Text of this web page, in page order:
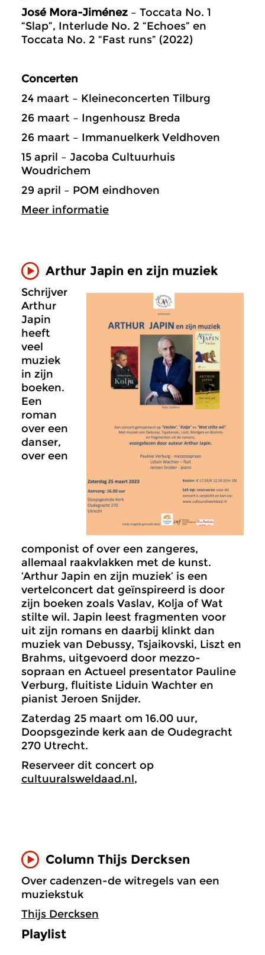
José Mora-Jiménez – Toccata No. 1
“Slap”, Interlude No. 2 “Echoes” en
Toccata No. 2 “Fast runs” (2022)
Concerten
24 maart – Kleineconcerten Tilburg
26 maart – Ingenhousz Breda
26 maart – Immanuelkerk Veldhoven
15 april – Jacoba Cultuurhuis
Woudrichem
29 april – POM eindhoven
Meer informatie
Arthur Japin en zijn muziek
Schrijver
Arthur
Japin
heeft
veel
muziek
in zijn
boeken.
Een
roman
over een
danser,
over een
componist of over een zangeres,
allemaal raakvlakken met de kunst.
‘Arthur Japin en zijn muziek’ is een
vertelconcert dat geïnspireerd is door
zijn boeken zoals Vaslav, Kolja of Wat
stilte wil. Japin leest fragmenten voor
uit zijn romans en daarbij klinkt dan
muziek van Debussy, Tsjaikovski, Liszt en
Brahms, uitgevoerd door mezzo-
sopraan en Actueel presentator Pauline
Verburg, fluitiste Liduin Wachter en
pianist Jeroen Snijder.
Zaterdag 25 maart om 16.00 uur,
Doopsgezinde kerk aan de Oudegracht
270 Utrecht.
Reserveer dit concert op
cultuuralsweldaad.nl,
Column Thijs Dercksen
Over cadenzen-de witregels van een
muziekstuk
Thijs Dercksen
Playlist